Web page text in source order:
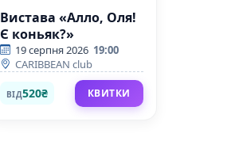
Вистава «Алло, Оля!
Є коньяк?»
19 серпня 2026 19:00
CARIBBEAN club
ВІД520₴ КВИТКИ